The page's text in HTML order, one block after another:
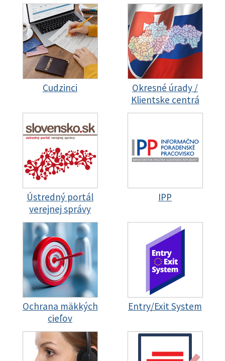
Cudzinci
Okresné úrady /
Klientske centrá
Ústredný portál
verejnej správy
IPP
Ochrana mäkkých
cieľov
Entry/Exit System